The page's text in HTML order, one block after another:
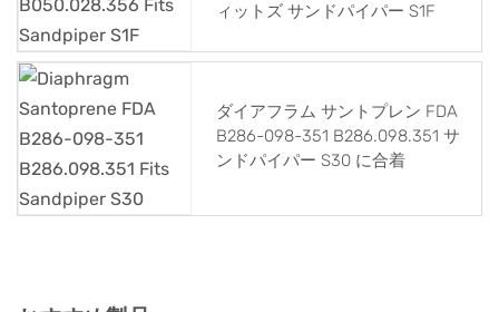
ィットズ サンドパイパー S1F
ダイアフラム サントプレン FDA
B286-098-351 B286.098.351 サ
ンドパイパー S30 に合着